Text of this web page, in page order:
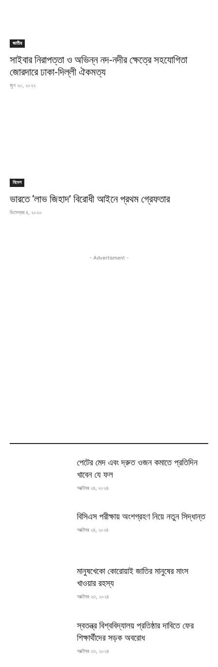
জাতীয়
সাইবার নিরাপত্তা ও অভিন্ন নদ-নদীর ক্ষেত্রে সহযোগিতা
জোরদারে ঢাকা-দিল্লী ঐকমত্য
জুন ২০, ২০২২
বিদেশ
ভারতে ‘লাভ জিহাদ’ বিরোধী আইনে প্রথম গ্রেফতার
ডিসেম্বর ৪, ২০২০
- Advertisment -
পেটের মেদ এবং দ্রুত ওজন কমাতে প্রতিদিন
খাবেন যে ফল
অক্টোবর ২৪, ২০২৪
বিসিএস পরীক্ষায় অংশগ্রহণ নিয়ে নতুন সিদ্ধান্ত
অক্টোবর ২৪, ২০২৪
মানুষখেকো কোরোয়াই জাতির মানুষের মাংস
খাওয়ার রহস্য
অক্টোবর ২৩, ২০২৪
স্বতন্ত্র বিশ্ববিদ্যালয় প্রতিষ্ঠার দাবিতে ফের
শিক্ষার্থীদের সড়ক অবরোধ
অক্টোবর ২৩, ২০২৪